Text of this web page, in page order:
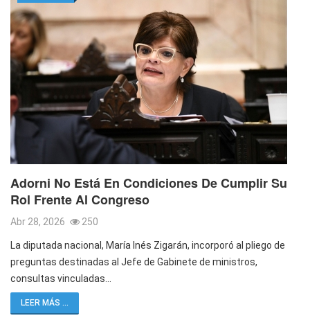
Adorni No Está En Condiciones De Cumplir Su
Rol Frente Al Congreso
Abr 28, 2026 250
La diputada nacional, María Inés Zigarán, incorporó al pliego de
preguntas destinadas al Jefe de Gabinete de ministros,
consultas vinculadas…
LEER MÁS ...